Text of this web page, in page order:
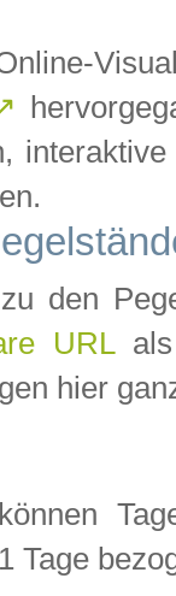
den
URLals
hier
Tage